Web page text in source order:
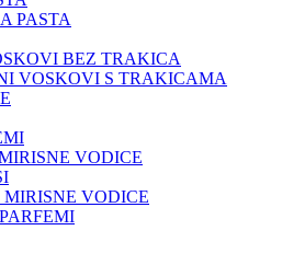
PASTA
BEZ TRAKICA
VOSKOVI S TRAKICAMA
VODICE
MIRISNE VODICE